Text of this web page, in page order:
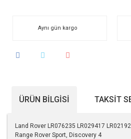
Aynı gün kargo
ÜRÜN BILGISI TAKSIT
Land Rover LR076235 LR029417
Range Rover Sport, Discovery 4